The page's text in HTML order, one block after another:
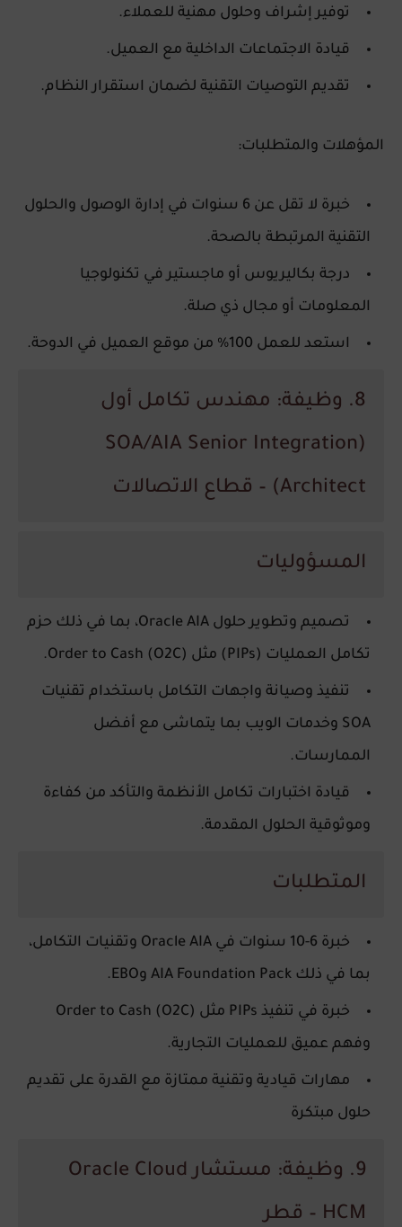
توفير إشراف وحلول مهنية للعملاء.
قيادة الاجتماعات الداخلية مع العميل.
تقديم التوصيات التقنية لضمان استقرار النظام.
المؤهلات والمتطلبات:
خبرة لا تقل عن 6 سنوات في إدارة الوصول والحلول
التقنية المرتبطة بالصحة.
درجة بكاليريوس أو ماجستير في تكنولوجيا
المعلومات أو مجال ذي صلة.
استعد للعمل 100% من موقع العميل في الدوحة.
8. وظيفة: مهندس تكامل أول
(SOA/AIA Senior Integration
Architect) – قطاع الاتصالات
المسؤوليات
تصميم وتطوير حلول Oracle AIA، بما في ذلك حزم
تكامل العمليات (PIPs) مثل Order to Cash (O2C).
تنفيذ وصيانة واجهات التكامل باستخدام تقنيات
SOA وخدمات الويب بما يتماشى مع أفضل
الممارسات.
قيادة اختبارات تكامل الأنظمة والتأكد من كفاءة
وموثوقية الحلول المقدمة.
المتطلبات
خبرة 6-10 سنوات في Oracle AIA وتقنيات التكامل،
بما في ذلك AIA Foundation Pack وEBO.
خبرة في تنفيذ PIPs مثل Order to Cash (O2C)
وفهم عميق للعمليات التجارية.
مهارات قيادية وتقنية ممتازة مع القدرة على تقديم
حلول مبتكرة
9. وظيفة: مستشار Oracle Cloud
HCM – قطر